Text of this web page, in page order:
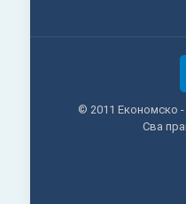
© 2011 Економско
Сва